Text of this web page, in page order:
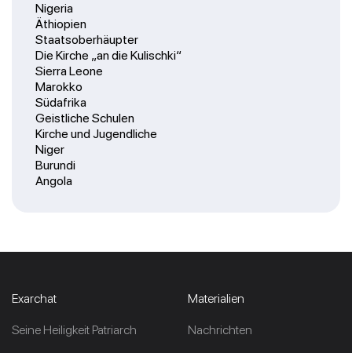
Nigeria
Äthiopien
Staatsoberhäupter
Die Kirche „an die Kulischki“
Sierra Leone
Marokko
Südafrika
Geistliche Schulen
Kirche und Jugendliche
Niger
Burundi
Angola
Exarchat
Seine Heiligkeit Patriarch
Materialien
Nachrichten